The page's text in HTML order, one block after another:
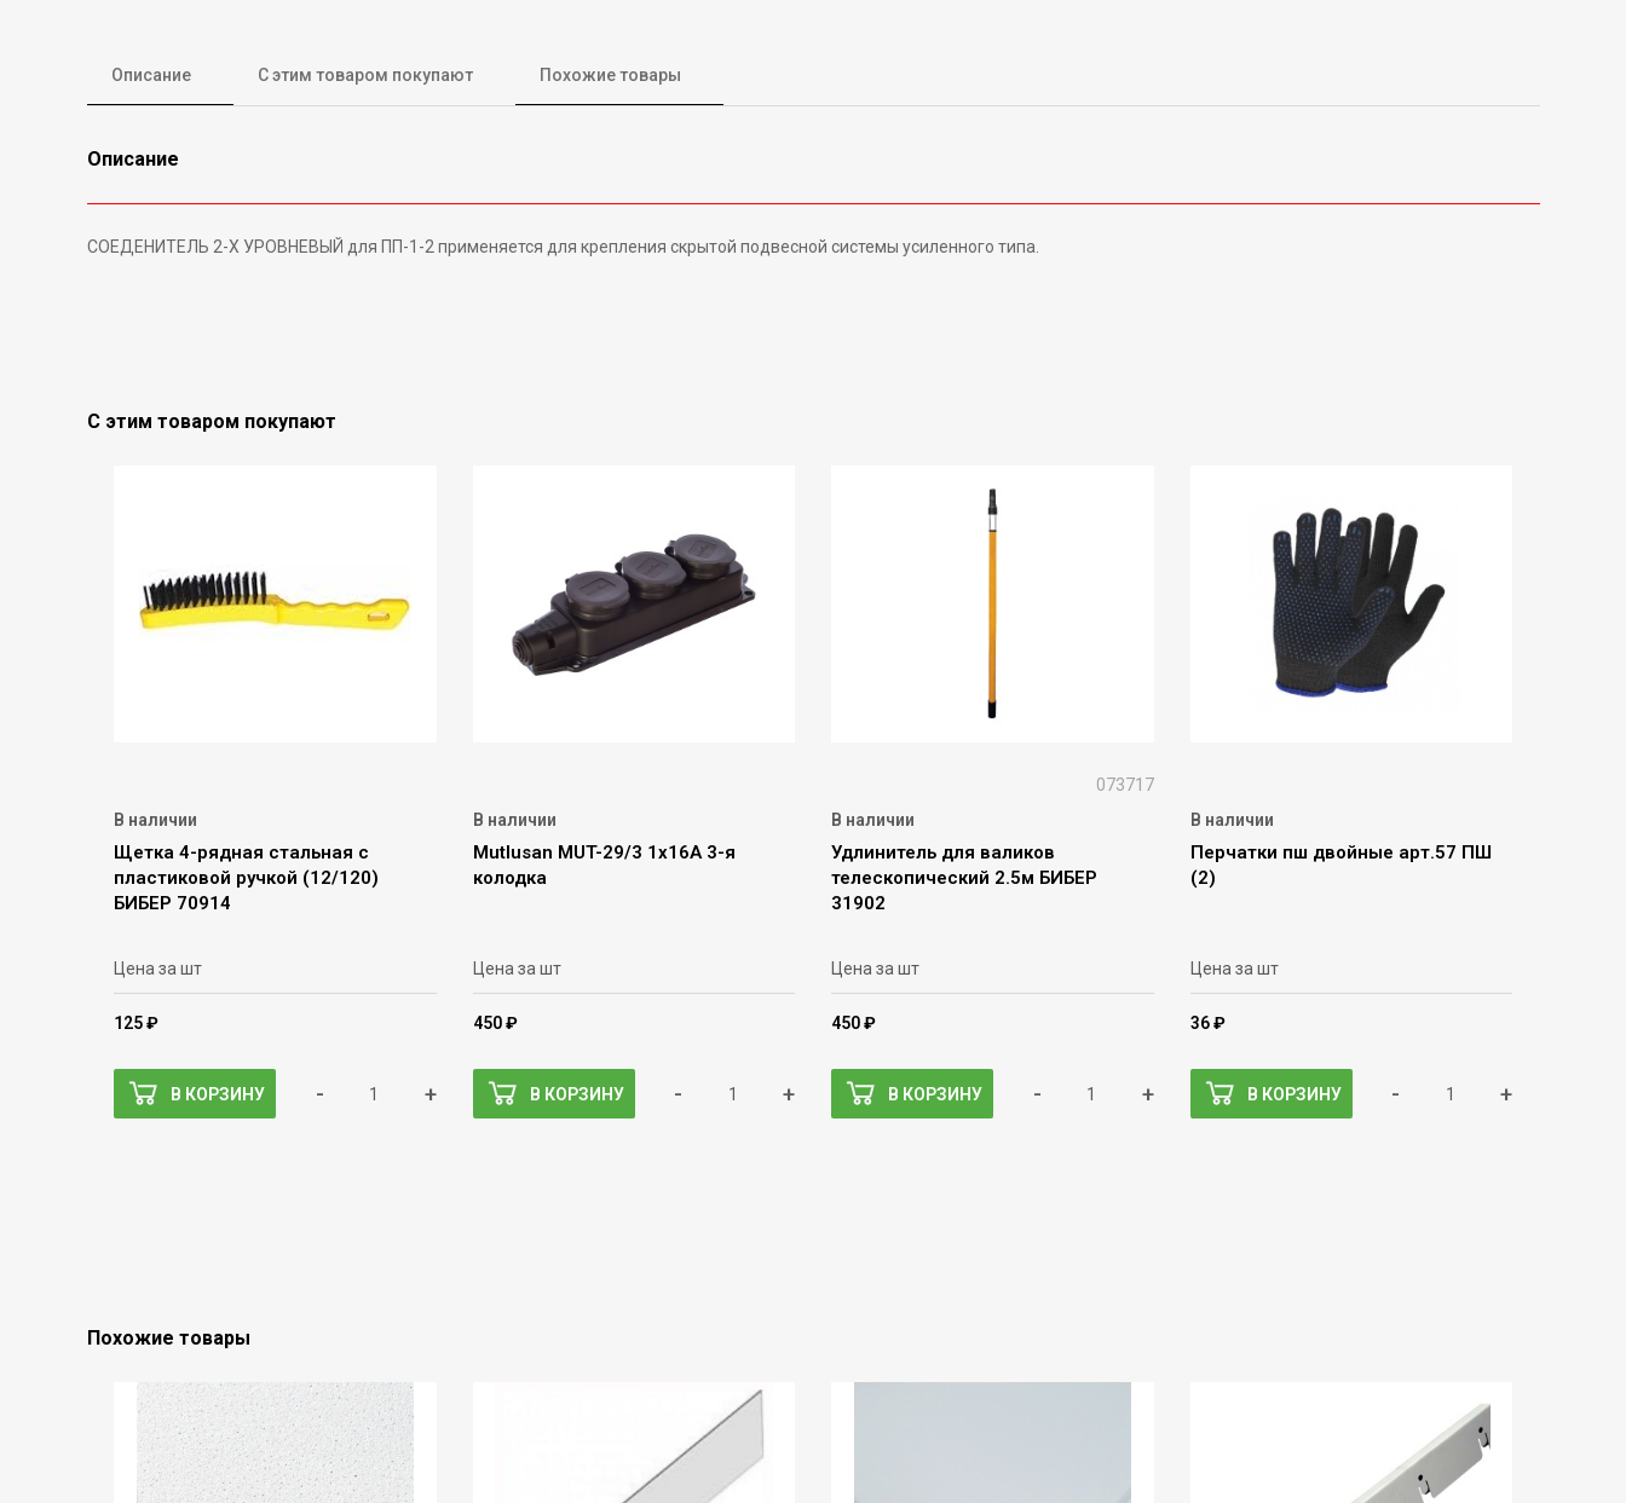
Описание С этим товаром покупают Похожие товары
Описание
СОЕДЕНИТЕЛЬ 2-Х УРОВНЕВЫЙ для ПП-1-2 применяется для крепления скрытой подвесной системы усиленного типа.
С этим товаром покупают
В наличии
Щетка 4-рядная стальная с
пластиковой ручкой (12/120)
БИБЕР 70914
Цена за шт
125 ₽
В КОРЗИНУ - +
В наличии
Mutlusan MUT-29/3 1х16А 3-я
колодка
Цена за шт
450 ₽
В КОРЗИНУ - +
073717
В наличии
Удлинитель для валиков
телескопический 2.5м БИБЕР
31902
Цена за шт
450 ₽
В КОРЗИНУ - +
В наличии
Перчатки пш двойные арт.57 ПШ
(2)
Цена за шт
36 ₽
В КОРЗИНУ - +
Похожие товары